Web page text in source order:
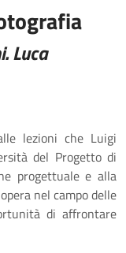
Luca
lezioni che Luigi
del Progetto di
progettuale e alla
nel campo delle
di affrontare